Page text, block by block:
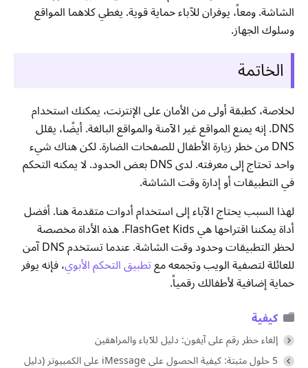
الشاشة. ومعاً، يوفران للآباء حماية قوية. يغطي كلاهما المواقع
وسلوك الجهاز.
الخاتمة
لخلاصة، كطبقة أولى من الأمان على الإنترنت، يمكنك استخدام
DNS. إنه يمنع المواقع غير الآمنة والمواقع البالغة. أيضًا، يقلل
DNS من خطر زيارة الأطفال للصفحات الضارة. لكن هناك شيء
واحد تحتاج إلى معرفته. لدى DNS بعض الحدود. لا يمكنه التحكم
في التطبيقات أو إدارة وقت الشاشة.
لهذا السبب يحتاج الآباء إلى استخدام أدوات متقدمة هنا. أفضل
أداة يمكننا اقتراحها هي FlashGet Kids. هذه الأداة مخصصة
لحظر التطبيقات وحدود وقت الشاشة. عندما تستخدم DNS آمن
للعائلة لتصفية الويب وتجمعه معتطبيق التحكم الأبوي، فإنه يوفر
حماية إضافية لأطفالك رقمياً.
كيفية
إلغاء حظر رقم على آيفون: دليل للآباء والمراهقين
5 حلول مثبتة: كيفية الحصول على iMessage على الكمبيوتر (دليل